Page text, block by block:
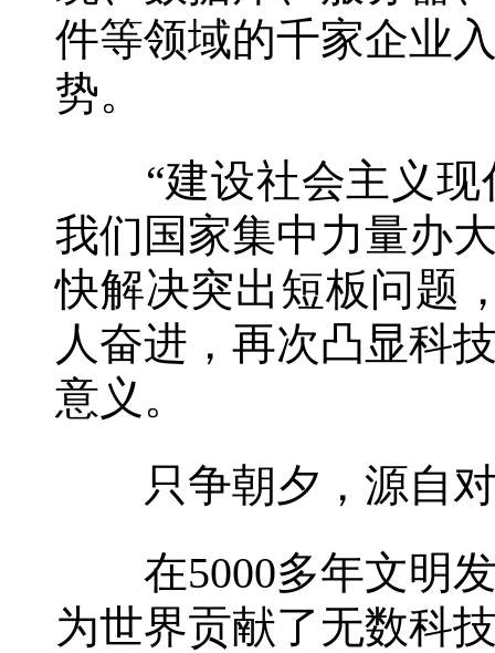
件等领域的千家企业
势。
“建设社会主义现
我们国家集中力量办
快解决突出短板问题
人奋进，再次凸显科
意义。
只争朝夕，源自对
在5000多年文明发
为世界贡献了无数科